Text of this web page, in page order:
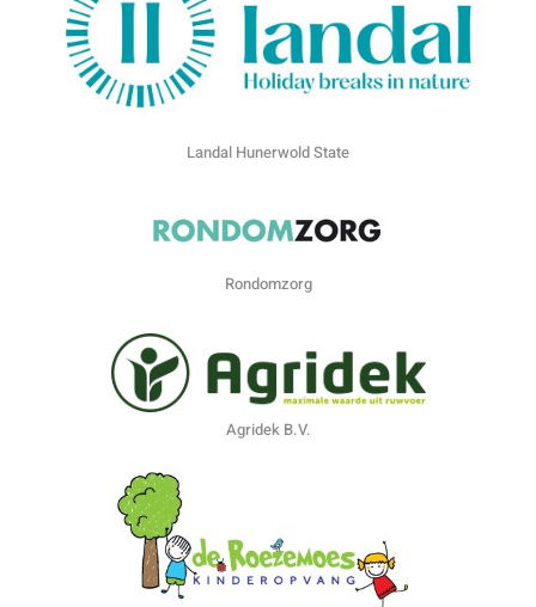
Landal Hunerwold State
Rondomzorg
Agridek B.V.